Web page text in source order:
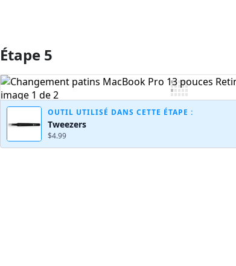
Ajouter un commentaire
Étape 5
OUTIL UTILISÉ DANS CETTE ÉTAPE :
Tweezers
$4.99